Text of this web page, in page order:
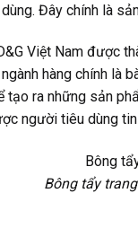
Đây chính là
Việt Nam được
hàng chính là
tạo ra những sản
người tiêu dùng
Bông tẩy